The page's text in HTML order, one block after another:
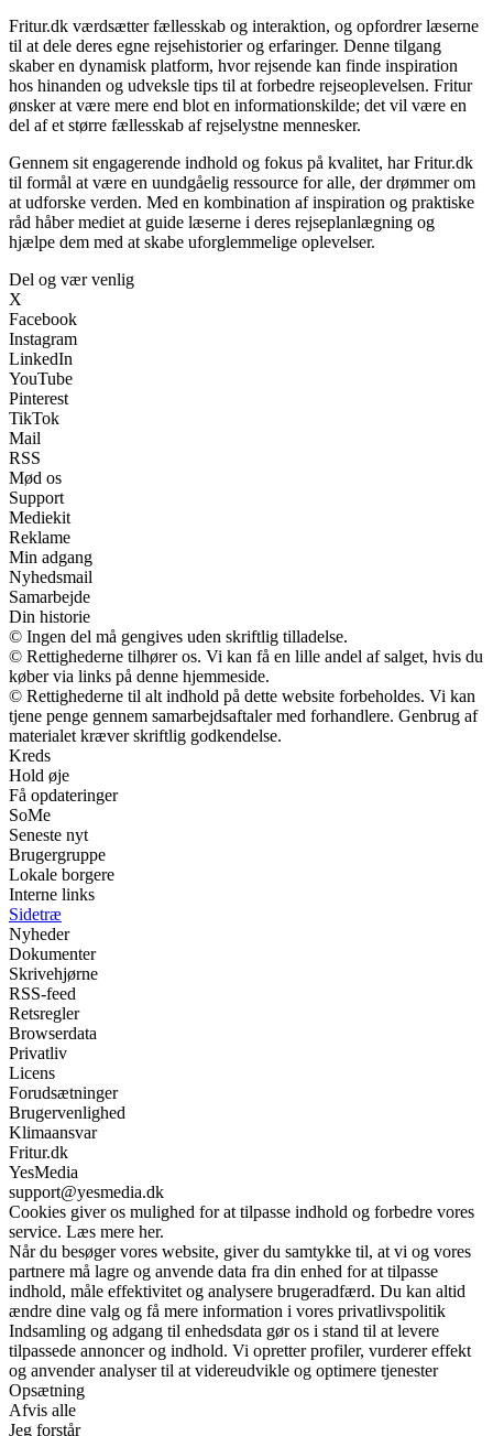
Fritur.dk værdsætter fællesskab og interaktion, og opfordrer læserne
til at dele deres egne rejsehistorier og erfaringer. Denne tilgang
skaber en dynamisk platform, hvor rejsende kan finde inspiration
hos hinanden og udveksle tips til at forbedre rejseoplevelsen. Fritur
ønsker at være mere end blot en informationskilde; det vil være en
del af et større fællesskab af rejselystne mennesker.
Gennem sit engagerende indhold og fokus på kvalitet, har Fritur.dk
til formål at være en uundgåelig ressource for alle, der drømmer om
at udforske verden. Med en kombination af inspiration og praktiske
råd håber mediet at guide læserne i deres rejseplanlægning og
hjælpe dem med at skabe uforglemmelige oplevelser.
Del og vær venlig
X
Facebook
Instagram
LinkedIn
YouTube
Pinterest
TikTok
Mail
RSS
Mød os
Support
Mediekit
Reklame
Min adgang
Nyhedsmail
Samarbejde
Din historie
© Ingen del må gengives uden skriftlig tilladelse.
© Rettighederne tilhører os. Vi kan få en lille andel af salget, hvis du
køber via links på denne hjemmeside.
© Rettighederne til alt indhold på dette website forbeholdes. Vi kan
tjene penge gennem samarbejdsaftaler med forhandlere. Genbrug af
materialet kræver skriftlig godkendelse.
Kreds
Hold øje
Få opdateringer
SoMe
Seneste nyt
Brugergruppe
Lokale borgere
Interne links
Sidetræ
Nyheder
Dokumenter
Skrivehjørne
RSS-feed
Retsregler
Browserdata
Privatliv
Licens
Forudsætninger
Brugervenlighed
Klimaansvar
Fritur.dk
YesMedia
support@yesmedia.dk
Cookies giver os mulighed for at tilpasse indhold og forbedre vores
service. Læs mere her.
Når du besøger vores website, giver du samtykke til, at vi og vores
partnere må lagre og anvende data fra din enhed for at tilpasse
indhold, måle effektivitet og analysere brugeradfærd. Du kan altid
ændre dine valg og få mere information i vores privatlivspolitik
Indsamling og adgang til enhedsdata gør os i stand til at levere
tilpassede annoncer og indhold. Vi opretter profiler, vurderer effekt
og anvender analyser til at videreudvikle og optimere tjenester
Opsætning
Afvis alle
Jeg forstår